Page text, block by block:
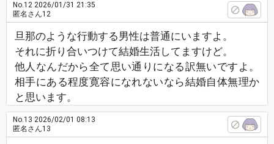
No.12 2026/01/31 21:35
匿名さん12
旦那のような行動する男性は普通にいますよ。
それに折り合いつけて結婚生活してますけど。
他人なんだから全て思い通りになる訳無いですよ。
相手にある程度寛容になれないなら結婚自体無理か
と思います。
No.13 2026/02/01 08:13
匿名さん13